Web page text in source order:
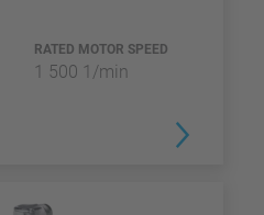
RATED MOTOR SPEED
1 500 1/min